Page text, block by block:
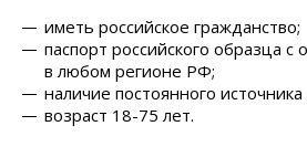
иметь российское гражданство;
паспорт российского образца с
в любом регионе РФ;
наличие постоянного
возраст 18-75 лет.